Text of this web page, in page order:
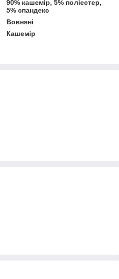
90% кашемір, 5% поліестер,
5% спандекс
Вовняні
Кашемір